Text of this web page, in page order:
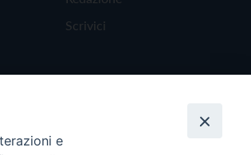
Scrivici
e